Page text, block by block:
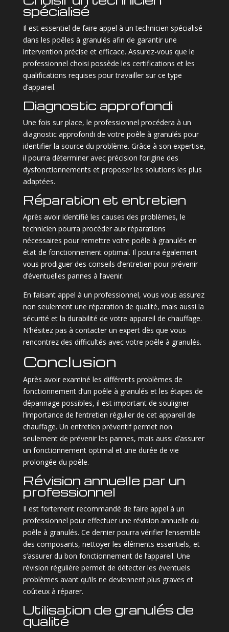
spécialisé
Il est essentiel de faire appel à un technicien spécialisé
dans les poêles à granulés afin de garantir une
intervention précise et efficace. Assurez-vous que le
professionnel choisi possède les certifications et les
qualifications requises pour travailler sur ce type
d’appareil.
Diagnostic approfondi
Une fois sur place, le professionnel procédera à un
diagnostic approfondi de votre poêle à granulés pour
identifier la source du problème. Grâce à son expertise,
il pourra déterminer avec précision l’origine des
dysfonctionnements et proposer les solutions les plus
adaptées.
Réparation et entretien
Après avoir identifié les causes des problèmes, le
technicien pourra procéder aux réparations
nécessaires pour remettre votre poêle à granulés en
état de fonctionnement optimal. Il pourra également
vous prodiguer des conseils d’entretien pour prévenir
d’éventuelles pannes à l’avenir.
En faisant appel à un professionnel, vous vous assurez
non seulement une réparation de qualité, mais aussi la
sécurité et la durabilité de votre appareil de chauffage.
N’hésitez pas à contacter un expert dès que vous
rencontrez des difficultés avec votre poêle à granulés.
Conclusion
Après avoir examiné les différents problèmes de
fonctionnement d’un poêle à granulés et les étapes de
dépannage possibles, il est important de souligner
l’importance de l’entretien régulier de cet appareil de
chauffage. Un entretien préventif permet non
seulement de prévenir les pannes, mais aussi d’assurer
un fonctionnement optimal et une durée de vie
prolongée du poêle.
Révision annuelle par un
professionnel
Il est fortement recommandé de faire appel à un
professionnel pour effectuer une révision annuelle du
poêle à granulés. Ce dernier pourra vérifier l’ensemble
des composants, nettoyer les éléments essentiels, et
s’assurer du bon fonctionnement de l’appareil. Une
révision régulière permet de détecter les éventuels
problèmes avant qu’ils ne deviennent plus graves et
coûteux à réparer.
Utilisation de granulés de
qualité